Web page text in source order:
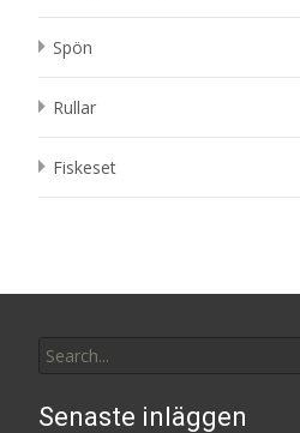
Spön
Rullar
Fiskeset
for:
Senaste inläggen